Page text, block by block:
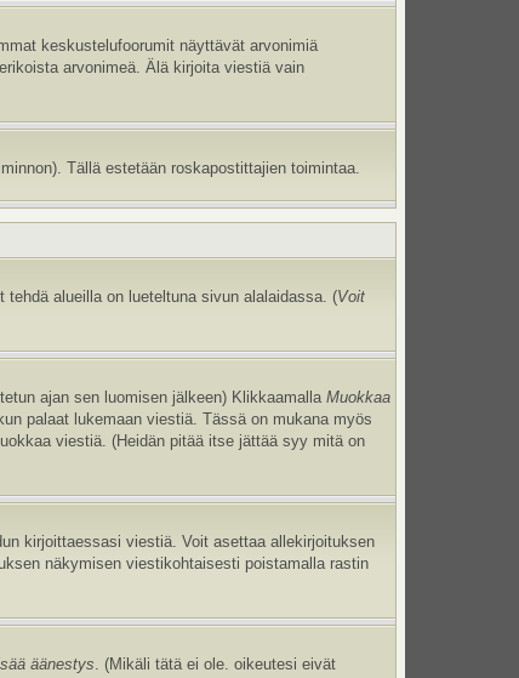
keskustelufoorumit näyttävät arvonimiä
arvonimeä. Älä kirjoita viestiä vain
Tällä estetään roskapostittajien toimintaa.
alueilla on lueteltuna sivun alalaidassa. (Voit
ajan sen luomisen jälkeen) KlikkaamallaMuokkaa
palaat lukemaan viestiä. Tässä on mukana myös
viestiä. (Heidän pitää itse jättää syy mitä on
kirjoittaessasi viestiä. Voit asettaa allekirjoituksen
näkymisen viestikohtaisesti poistamalla rastin
äänestys. (Mikäli tätä ei ole. oikeutesi eivät